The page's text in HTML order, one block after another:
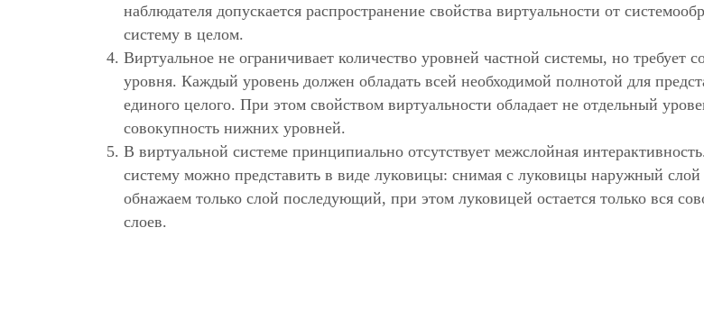
наблюдателя допускается распространение свойства виртуальности от
систему в целом.
Виртуальное не ограничивает количество уровней частной системы, но требует
уровня. Каждый уровень должен обладать всей необходимой полнотой для
единого целого. При этом свойством виртуальности обладает не отдельный
совокупность нижних уровней.
В виртуальной системе принципиально отсутствует межслойная
систему можно представить в виде луковицы: снимая с луковицы наружный
обнажаем только слой последующий, при этом луковицей остается только вся
слоев.